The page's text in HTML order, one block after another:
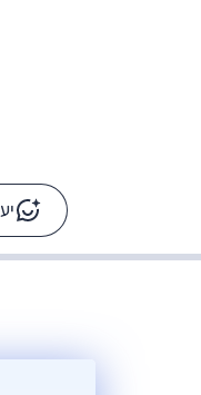
-
רכבי הסלבס: על מה נוסע